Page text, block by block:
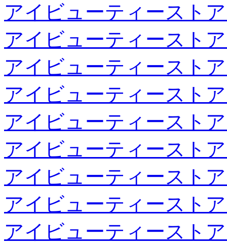
アイビューティースト
アイビューティースト
アイビューティースト
アイビューティースト
アイビューティースト
アイビューティースト
アイビューティースト
アイビューティースト
アイビューティースト